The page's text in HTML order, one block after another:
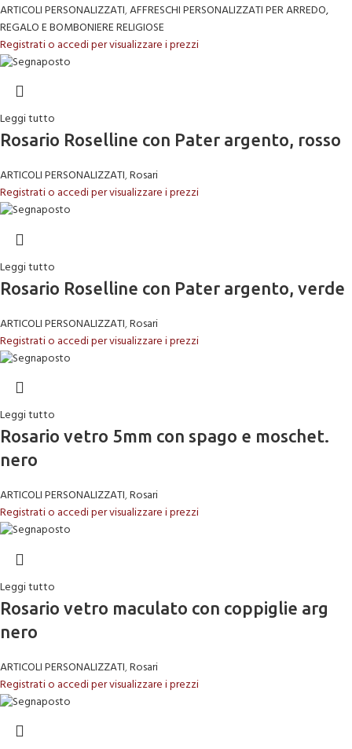
ARTICOLI PERSONALIZZATI,AFFRESCHI PERSONALIZZATI PER ARREDO,
REGALO E BOMBONIERE RELIGIOSE
Registrati o accedi per visualizzare i prezzi
Leggi tutto
Rosario Roselline con Pater argento, rosso
ARTICOLI PERSONALIZZATI,Rosari
Registrati o accedi per visualizzare i prezzi
Leggi tutto
Rosario Roselline con Pater argento, verde
ARTICOLI PERSONALIZZATI,Rosari
Registrati o accedi per visualizzare i prezzi
Leggi tutto
Rosario vetro 5mm con spago e moschet.
nero
ARTICOLI PERSONALIZZATI,Rosari
Registrati o accedi per visualizzare i prezzi
Leggi tutto
Rosario vetro maculato con coppiglie arg
nero
ARTICOLI PERSONALIZZATI,Rosari
Registrati o accedi per visualizzare i prezzi